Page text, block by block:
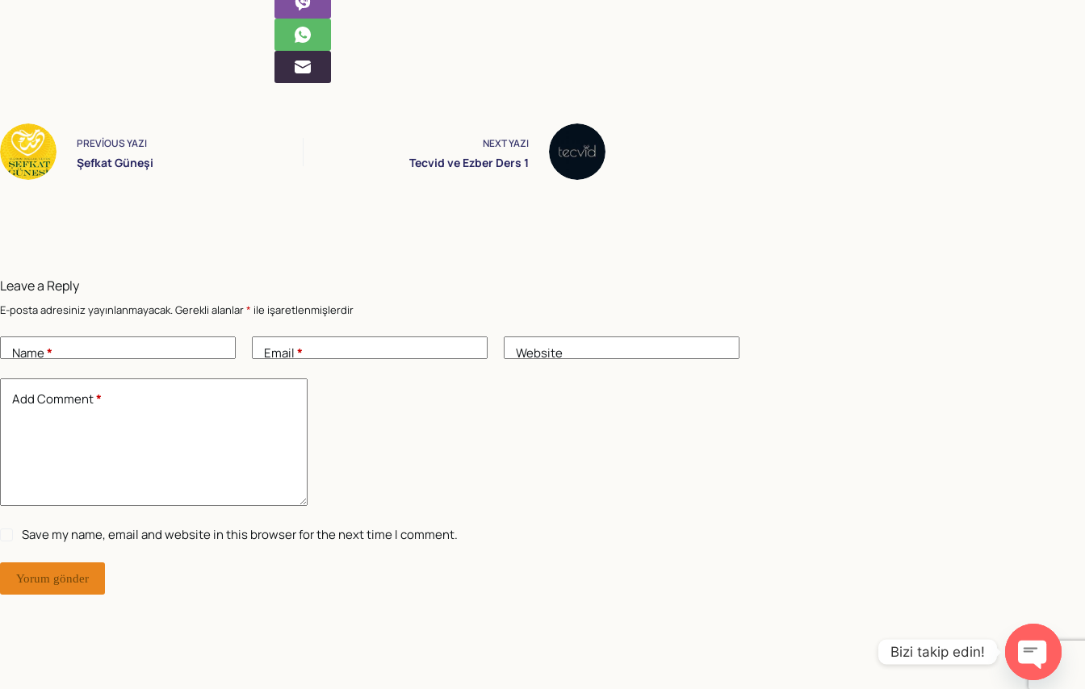
PREVIOUSYAZI
Şefkat Güneşi
NEXTYAZI
Tecvid ve Ezber Ders 1
Leave a Reply
E-posta adresiniz yayınlanmayacak.Gerekli alanlar* ile işaretlenmişlerdir
Name* Email* Website
Add Comment*
Save my name, email and website in this browser for the next time I comment.
Yorum gönder
Bizi takip edin!